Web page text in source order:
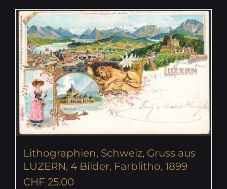
Lithographien, Schweiz, Gruss aus
LUZERN, 4 Bilder, Farblitho, 1899
CHF 25.00